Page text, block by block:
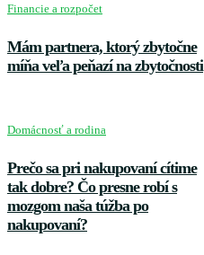
Financie a rozpočet
Mám partnera, ktorý zbytočne
míňa veľa peňazí na zbytočnosti
Domácnosť a rodina
Prečo sa pri nakupovaní cítime
tak dobre? Čo presne robí s
mozgom naša túžba po
nakupovaní?